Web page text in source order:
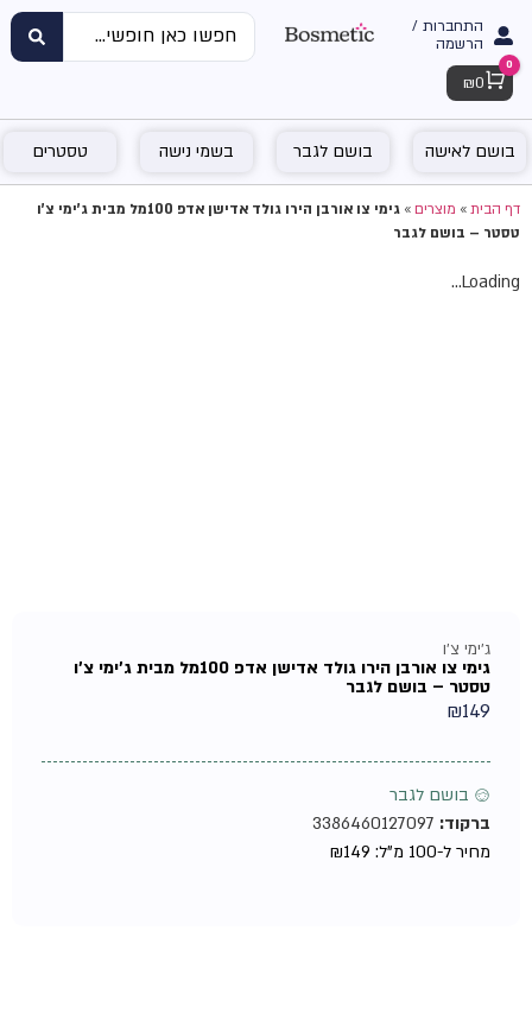
התחברות /
הרשמה
Cart
0
₪ 0
בושם לאישה בושם לגבר בשמי נישה טסטרים
דף הבית»מוצרים»
גימי צו אורבן הירו גולד אדישן אדפ 100מל מבית ג'ימי צ'ו
טסטר – בושם לגבר
Loading...
ג'ימי צ'ו
גימי צו אורבן הירו גולד אדישן אדפ 100מל מבית ג'ימי צ'ו
טסטר – בושם לגבר
₪149
♂ בושם לגבר
ברקוד:3386460127097
מחיר ל-100 מ"ל:
₪149